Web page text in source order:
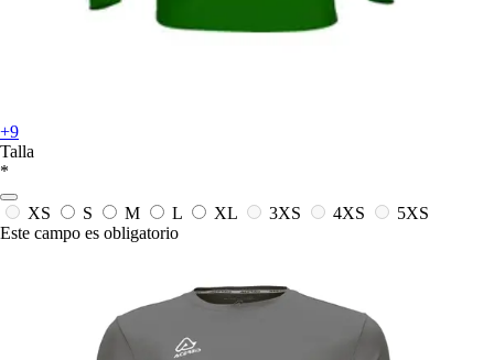
+9
Talla
*
XS S M L XL 3XS 4XS
5XS
Este campo es obligatorio